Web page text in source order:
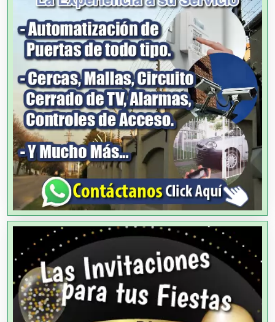
Almacenaje
Alquiler de Autos
Alquiler de Equipos para Fiestas
Alquiler de Sillas y Mesas
Alquiler de Trajes de Etiqueta
Alta Costura
Aluminio